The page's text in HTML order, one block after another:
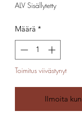
ALV Sisällytetty
Määrä *
Toimitus viivästynyt
Ilmoita